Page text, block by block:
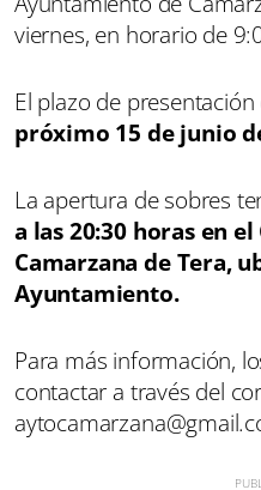
viernes, en horario de
El plazo de presentación
próximo 15 de junio
La apertura de sobres
a las 20:30 horas en
Camarzana de Tera,
Ayuntamiento.
Para más información,
contactar a través del